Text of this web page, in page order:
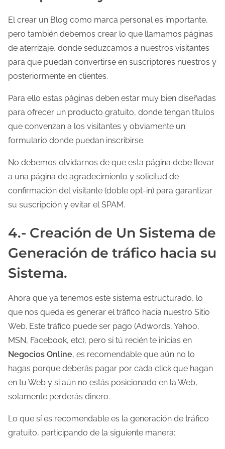
El crear un Blog como marca personal es importante,
pero también debemos crear lo que llamamos páginas
de aterrizaje, donde seduzcamos a nuestros visitantes
para que puedan convertirse en suscriptores nuestros y
posteriormente en clientes.
Para ello estas páginas deben estar muy bien diseñadas
para ofrecer un producto gratuito, donde tengan títulos
que convenzan a los visitantes y obviamente un
formulario donde puedan inscribirse.
No debemos olvidarnos de que esta página debe llevar
a una página de agradecimiento y solicitud de
confirmación del visitante (doble opt-in) para garantizar
su suscripción y evitar el SPAM.
4.- Creación de Un Sistema de
Generación de tráfico hacia su
Sistema.
Ahora que ya tenemos este sistema estructurado, lo
que nos queda es generar el tráfico hacia nuestro Sitio
Web. Este tráfico puede ser pago (Adwords, Yahoo,
MSN, Facebook, etc), pero si tú recién te inicias en
Negocios Online, es recomendable que aún no lo
hagas porque deberás pagar por cada click que hagan
en tu Web y si aún no estás posicionado en la Web,
solamente perderás dinero.
Lo que sí es recomendable es la generación de tráfico
gratuito, participando de la siguiente manera: